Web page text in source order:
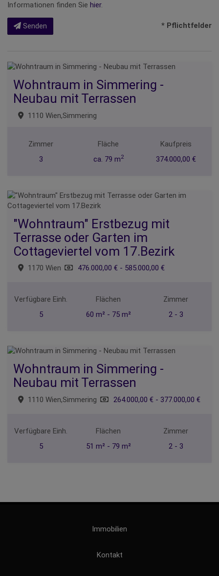
Informationen finden Sie hier.
Senden * Pflichtfelder
Wohntraum in Simmering -
Neubau mit Terrassen
1110 Wien,Simmering
Zimmer
3
Fläche
ca. 79 m2
Kaufpreis
374.000,00 €
"Wohntraum" Erstbezug mit
Terrasse oder Garten im
Cottageviertel vom 17.Bezirk
1170 Wien 476.000,00 € - 585.000,00 €
Verfügbare Einh.
5
Flächen
60 m² - 75 m²
Zimmer
2 - 3
Wohntraum in Simmering -
Neubau mit Terrassen
1110 Wien,Simmering 264.000,00 € - 377.000,00 €
Verfügbare Einh.
5
Flächen
51 m² - 79 m²
Zimmer
2 - 3
Immobilien
Kontakt